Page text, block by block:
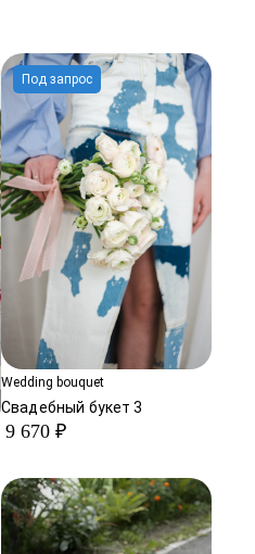
Под запрос
Wedding bouquet
Свадебный букет 3
9 670 ₽